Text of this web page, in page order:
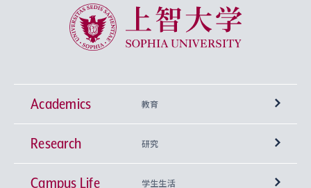
上智大学 Sophia University
Academics 教育
学部
神学部
興味から学科を探す
Research 研究
研究所 等
Campus Life 学生生活